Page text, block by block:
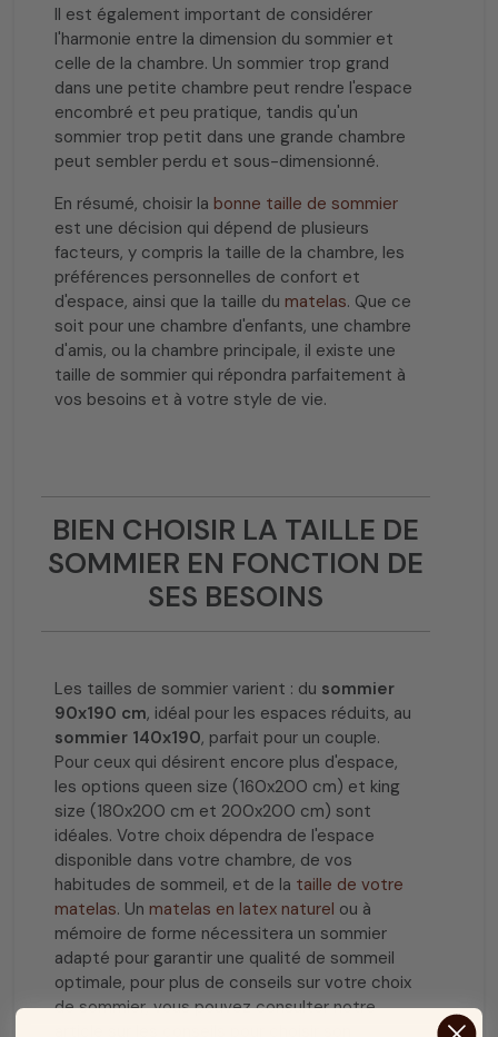
Il est également important de considérer
l'harmonie entre la dimension du sommier et
celle de la chambre. Un sommier trop grand
dans une petite chambre peut rendre l'espace
encombré et peu pratique, tandis qu'un
sommier trop petit dans une grande chambre
peut sembler perdu et sous-dimensionné.
En résumé, choisir la bonne taille de sommier
est une décision qui dépend de plusieurs
facteurs, y compris la taille de la chambre, les
préférences personnelles de confort et
d'espace, ainsi que la taille du matelas. Que ce
soit pour une chambre d'enfants, une chambre
d'amis, ou la chambre principale, il existe une
taille de sommier qui répondra parfaitement à
vos besoins et à votre style de vie.
BIEN CHOISIR LA TAILLE DE
SOMMIER EN FONCTION DE
SES BESOINS
Les tailles de sommier varient : du sommier
90x190 cm, idéal pour les espaces réduits, au
sommier 140x190, parfait pour un couple.
Pour ceux qui désirent encore plus d'espace,
les options queen size (160x200 cm) et king
size (180x200 cm et 200x200 cm) sont
idéales. Votre choix dépendra de l'espace
disponible dans votre chambre, de vos
habitudes de sommeil, et de la taille de votre
matelas. Un matelas en latex naturel ou à
mémoire de forme nécessitera un sommier
adapté pour garantir une qualité de sommeil
optimale, pour plus de conseils sur votre choix
de sommier, vous pouvez consulter notre